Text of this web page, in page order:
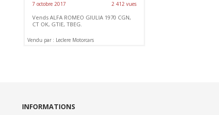
7 octobre 2017
2 412 vues
Vends ALFA ROMEO GIULIA 1970 CGN,
CT OK, GTIE, TBEG.
Vendu par : Leclere Motorcars
INFORMATIONS